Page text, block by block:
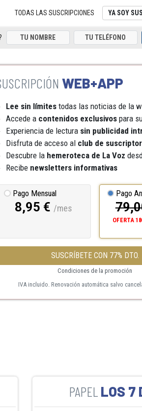
TODAS LAS SUSCRIPCIONES YA SOY
WEB+APP
Lee sin límitestodas las noticias de la
Accede acontenidos exclusivospara
Experiencia de lecturasin publicidad
Disfruta de acceso alclub de
Descubre lahemerotecade La Voz
Recibe newsletters informativas
Pago Mensual
8,95 € /mes
Pago
OFERTA
SUSCRÍBETE CON 77% DTO.
Condiciones de la promoción
IVA incluido. Renovación automática salvo
LOS 7